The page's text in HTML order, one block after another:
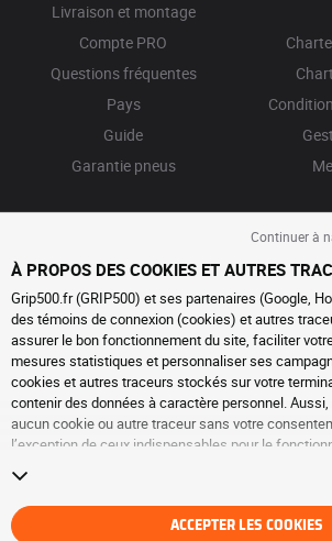
Livraison et montage
Compte PRO
Questions fréquentes
Pays
Guide
Garantie pneus
Continuer à
À PROPOS DES COOKIES ET AUTRES
Grip500.fr (GRIP500) et ses partenaires (Google,
des témoins de connexion (cookies) et autres
assurer le bon fonctionnement du site, faciliter
mesures statistiques et personnaliser ses
cookies et autres traceurs stockés sur votre
contenir des données à caractère personnel.
aucun cookie ou autre traceur sans votre
l’exception de ceux indispensables pour le
consentement à tout moment en vous rendant sur la
traceurs. Vous pouvez choisir de continuer à
dépôt de cookies ou autres traceurs. Le refus ne
ACCEPTER LES COOKIES